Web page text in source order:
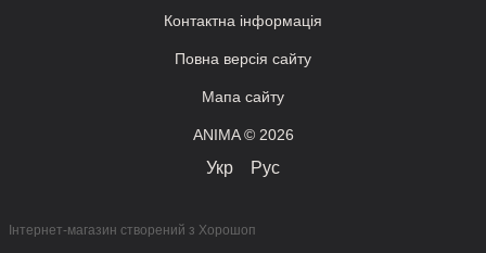
Контактна інформація
Повна версія сайту
Мапа сайту
ANIMA © 2026
Укр Рус
Інтернет-магазин створений з Хорошоп